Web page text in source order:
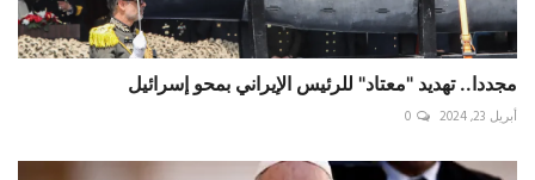
مجددا.. تهديد "معتاد" للرئيس الإيراني بمحو إسرائيل
أبريل 23, 2024 0